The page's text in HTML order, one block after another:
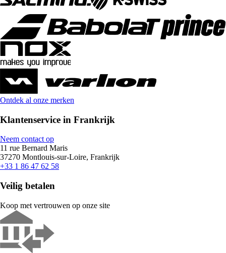
Ontdek al onze merken
Klantenservice in Frankrijk
Neem contact op
11 rue Bernard Maris
37270 Montlouis-sur-Loire, Frankrijk
+33 1 86 47 62 58
Veilig betalen
Koop met vertrouwen op onze site